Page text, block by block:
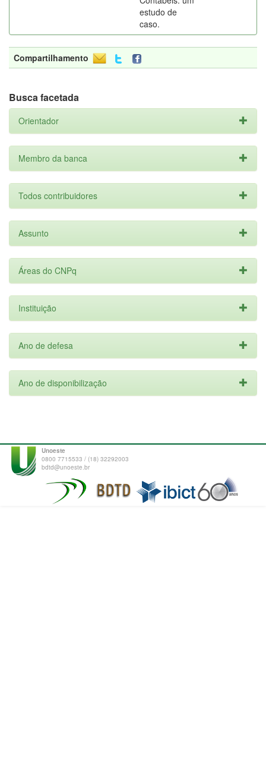
estudo de
caso.
Compartilhamento
Busca facetada
Orientador
Membro da banca
Todos contribuidores
Assunto
Áreas do CNPq
Instituição
Ano de defesa
Ano de disponibilização
Unoeste
0800 7715533 / (18) 32292003
bdtd@unoeste.br